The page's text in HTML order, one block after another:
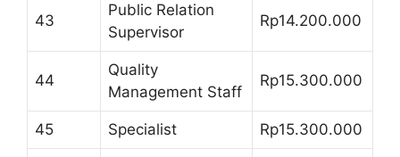
43
Public Relation
Supervisor
Rp14.200.000
44
Quality
Management Staff
Rp15.300.000
45 Specialist Rp15.300.000